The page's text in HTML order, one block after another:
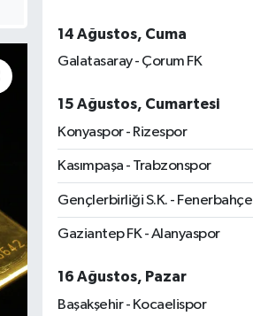
14 Ağustos, Cuma
Galatasaray - Çorum FK
15 Ağustos, Cumartesi
Konyaspor - Rizespor
Kasımpaşa - Trabzonspor
Gençlerbirliği S.K. - Fenerbahçe
Gaziantep FK - Alanyaspor
16 Ağustos, Pazar
Başakşehir - Kocaelispor